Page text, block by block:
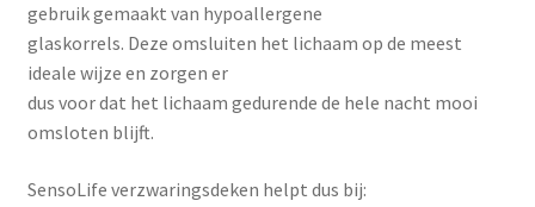
gebruik gemaakt van hypoallergene
glaskorrels. Deze omsluiten het lichaam op de meest
ideale wijze en zorgen er
dus voor dat het lichaam gedurende de hele nacht mooi
omsloten blijft.
SensoLife verzwaringsdeken helpt dus bij: